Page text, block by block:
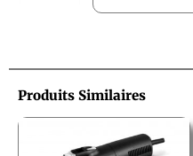
Produits Similaires